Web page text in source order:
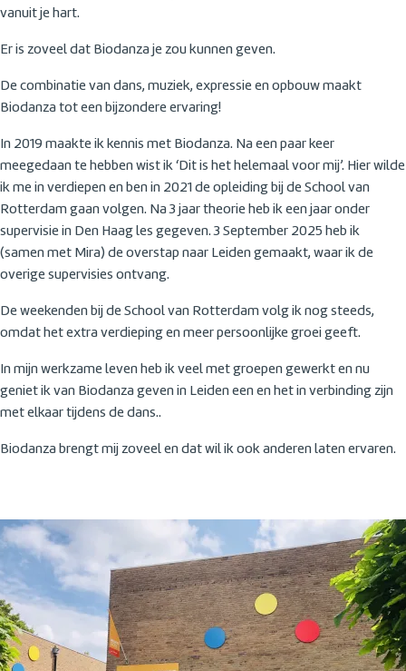
vanuit je hart.
Er is zoveel dat Biodanza je zou kunnen geven.
De combinatie van dans, muziek, expressie en opbouw maakt
Biodanza tot een bijzondere ervaring!
In 2019 maakte ik kennis met Biodanza. Na een paar keer
meegedaan te hebben wist ik ‘Dit is het helemaal voor mij’. Hier wilde
ik me in verdiepen en ben in 2021 de opleiding bij de School van
Rotterdam gaan volgen. Na 3 jaar theorie heb ik een jaar onder
supervisie in Den Haag les gegeven. 3 September 2025 heb ik
(samen met Mira) de overstap naar Leiden gemaakt, waar ik de
overige supervisies ontvang.
De weekenden bij de School van Rotterdam volg ik nog steeds,
omdat het extra verdieping en meer persoonlijke groei geeft.
In mijn werkzame leven heb ik veel met groepen gewerkt en nu
geniet ik van Biodanza geven in Leiden een en het in verbinding zijn
met elkaar tijdens de dans..
Biodanza brengt mij zoveel en dat wil ik ook anderen laten ervaren.